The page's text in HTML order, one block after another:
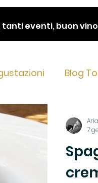
tanti eventi, buon
Blog
Brut & Dosag
Franciacorta
7